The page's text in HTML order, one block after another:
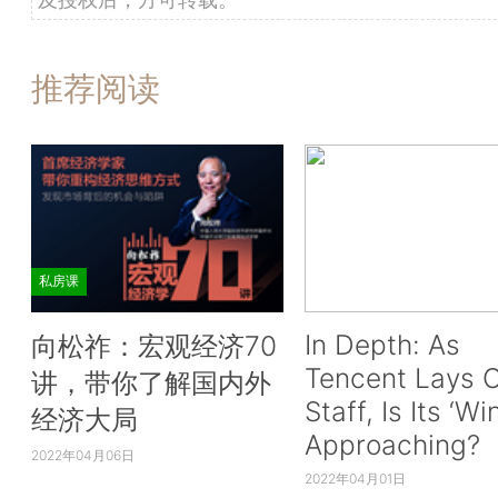
推荐阅读
私房课
向松祚：宏观经济70
讲，带你了解国内外
经济大局
2022年04月06日
In Depth: As
Tencent Lays
Staff, Is Its
Approaching?
2022年04月01日